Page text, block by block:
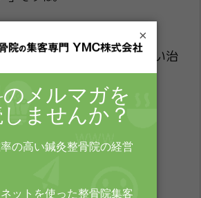
の声」がある治療院は「良い治
は短絡的に判断する
＝ 良い治療院」
まいます。
×